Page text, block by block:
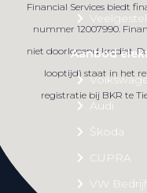
Aanbod
Audi
Škoda
CUPRA
VW
Financial Services biedt
nummer 12007990.
niet doorlopend krediet.
looptijd) staat in het
registratie bij BKR te